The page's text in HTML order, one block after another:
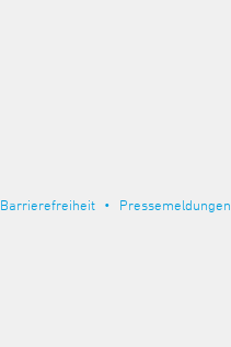
Barrierefreiheit Pressemeldungen